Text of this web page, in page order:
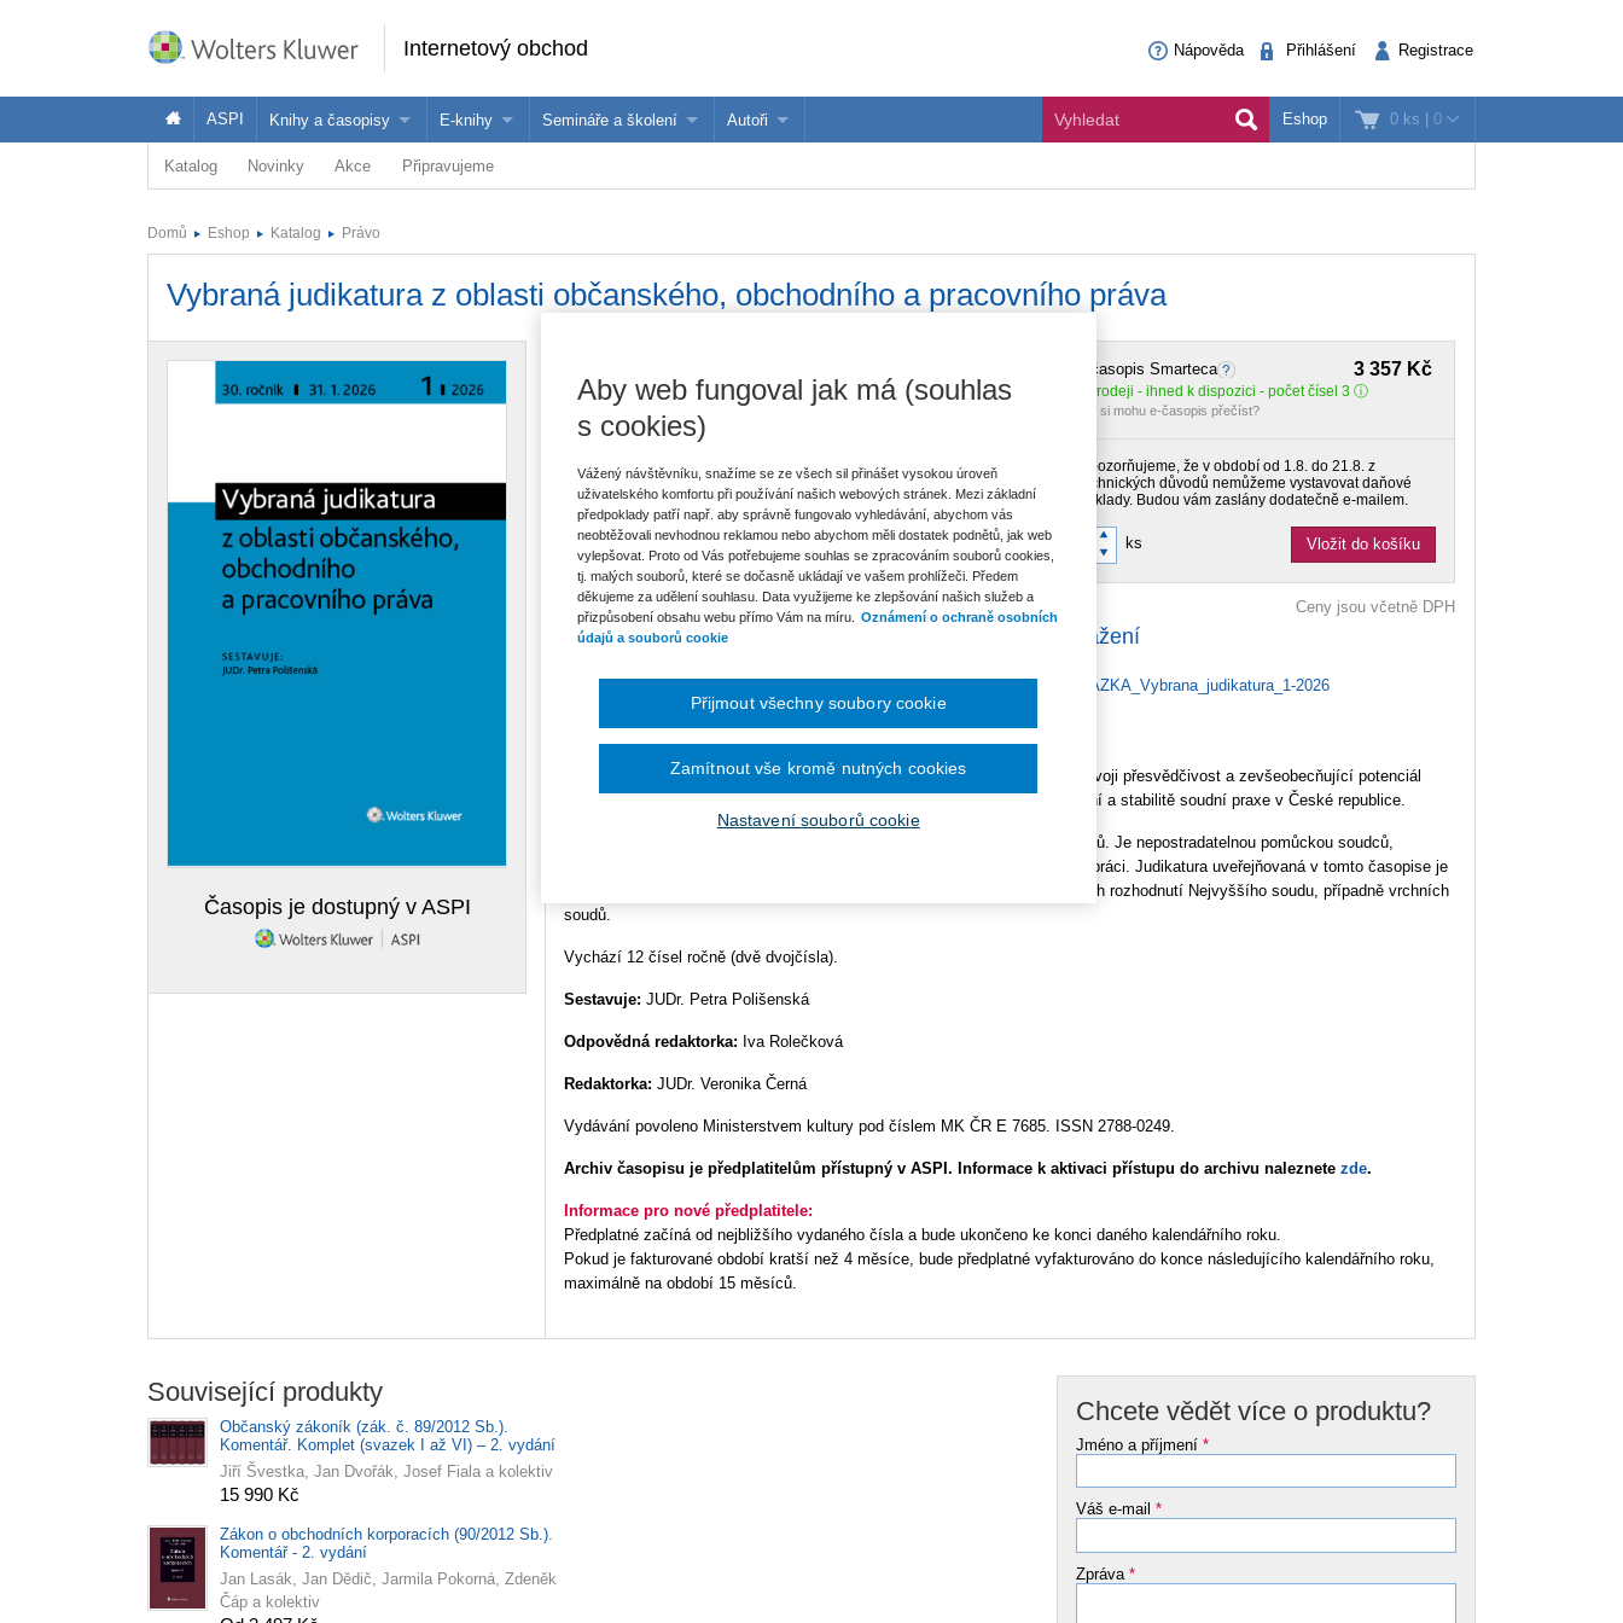
Internetový obchod Nápověda Přihlášení Registrace
0 ks | 0
ASPI Knihy a časopisy
Knihy
E-knihy
Jak na naše e-knihy?
Semináře a školení Autoři Eshop
Katalog Novinky Akce Připravujeme
Domů Eshop Katalog Právo
Vybraná judikatura z oblasti občanského, obchodního a pracovního práva
Časopis je dostupný v ASPI
3 357 Kč
E-časopis Smarteca
V prodeji - ihned k dispozici - počet čísel 3
Jak si mohu e-časopis přečíst?
Upozorňujeme, že v období od 1.8. do 21.8. z
technických důvodů nemůžeme vystavovat daňové
doklady. Budou vám zaslány dodatečně e-mailem.
ks Vložit do košíku
Ceny jsou včetně DPH
Ke stažení
UKAZKA_Vybrana_judikatura_1-2026
Typ publikace vybraná judikatura
Periodicita měsíčník
Typ produktu E-časopis
ISSN 2788-3019
občanského, obchodního a pracovního práva, který vycházel
v letech 1997–2021.
Časopis usiluje o to, aby cíleným výběrem soudních rozhodnutí, která pro svoji přesvědčivost a zevšeobecňující potenciál
mají předpoklady být respektována obecnými soudy, přispěl ke sjednocování a stabilitě soudní praxe v České republice.
Měsíčník patří k nejrozšířenějším periodikům uveřejňujícím rozhodnutí soudů. Je nepostradatelnou pomůckou soudců,
advokátů a všech právníků, kteří si uvědomují význam judikatury pro svou práci. Judikatura uveřejňovaná v tomto časopise je
vybírána soudci Nejvyššího soudu, a to z nejdůležitějších a nejzajímavějších rozhodnutí Nejvyššího soudu, případně vrchních
soudů.
Vychází 12 čísel ročně (dvě dvojčísla).
Sestavuje:JUDr. Petra Polišenská
Odpovědná redaktorka: Iva Rolečková
Redaktorka: JUDr. Veronika Černá
Vydávání povoleno Ministerstvem kultury pod číslem MK ČR E 7685. ISSN 2788-0249.
Archiv časopisu je předplatitelům přístupný v ASPI. Informace k aktivaci přístupu do archivu naleznetezde.
Informace pro nové předplatitele:
Předplatné začíná od nejbližšího vydaného čísla a bude ukončeno ke konci daného kalendářního roku.
Pokud je fakturované období kratší než 4 měsíce, bude předplatné vyfakturováno do konce následujícího kalendářního roku,
maximálně na období 15 měsíců.
Související produkty
Občanský zákoník (zák. č. 89/2012 Sb.).
Komentář. Komplet (svazek I až VI) – 2. vydání
Jiří Švestka, Jan Dvořák, Josef Fiala a kolektiv
15 990 Kč
Zákon o obchodních korporacích (90/2012 Sb.).
Komentář - 2. vydání
Jan Lasák, Jan Dědič, Jarmila Pokorná, Zdeněk
Čáp a kolektiv
Chcete vědět více o produktu?
Jméno a příjmení*
Váš e-mail*
Zpráva*
Aby web fungoval jak má (souhlas
s cookies)
Vážený návštěvníku, snažíme se ze všech sil přinášet vysokou úroveň
uživatelského komfortu při používání našich webových stránek. Mezi základní
předpoklady patří např. aby správně fungovalo vyhledávání, abychom vás
neobtěžovali nevhodnou reklamou nebo abychom měli dostatek podnětů, jak web
vylepšovat. Proto od Vás potřebujeme souhlas se zpracováním souborů cookies,
tj. malých souborů, které se dočasně ukládají ve vašem prohlížeči. Předem
děkujeme za udělení souhlasu. Data využijeme ke zlepšování našich služeb a
přizpůsobení obsahu webu přímo Vám na míru.
Oznámení o ochraně osobních
údajů a souborů cookie
Nastavení souborů cookie
Zamítnout vše kromě nutných cookies
Přijmout všechny soubory cookie